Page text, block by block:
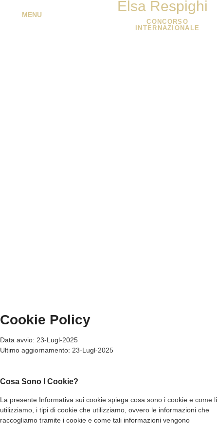
Elsa Respighi
CONCORSO
INTERNAZIONALE
MENU
Cookie Policy
Data avvio: 23-Lugl-2025
Ultimo aggiornamento: 23-Lugl-2025
Cosa Sono I Cookie?
La presente Informativa sui cookie spiega cosa sono i cookie e come li
utilizziamo, i tipi di cookie che utilizziamo, ovvero le informazioni che
raccogliamo tramite i cookie e come tali informazioni vengono